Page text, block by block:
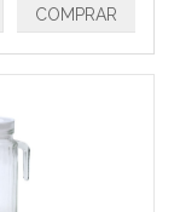
COMPRAR